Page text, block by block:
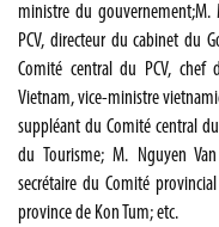
ministre du gouvernement;M.
PCV, directeur du cabinet du
Comité central du PCV, chef
Vietnam, vice-ministre
suppléant du Comité central
du Tourisme; M. Nguyen
secrétaire du Comité
province de Kon Tum; etc.